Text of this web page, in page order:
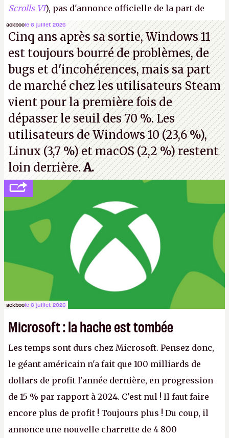
Scrolls VI), pas d'annonce officielle de la part de
Microsoft, mais le syndicat des employés confirme
de nombreux licenciements.A.
ackboole 6 juillet 2026
Cinq ans après sa sortie, Windows 11
est toujours bourré de problèmes, de
bugs et d'incohérences, mais sa part
de marché chez les utilisateurs Steam
vient pour la première fois de
dépasser le seuil des 70 %. Les
utilisateurs de Windows 10 (23,6 %),
Linux (3,7 %) et macOS (2,2 %) restent
loin derrière.A.
ackboole 6 juillet 2026
Microsoft : la hache est tombée
Les temps sont durs chez Microsoft. Pensez donc,
le géant américain n'a fait que 100 milliards de
dollars de profit l'année dernière, en progression
de 15 % par rapport à 2024. C'est nul ! Il faut faire
encore plus de profit ! Toujours plus ! Du coup, il
annonce une nouvelle charrette de 4 800